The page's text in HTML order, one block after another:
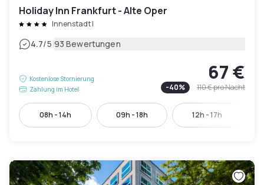
Holiday Inn Frankfurt - Alte Oper
Innenstadt I
4.7/5|93 Bewertungen
Kostenlose Stornierung
Zahlung im Hotel
67 €
-40% 110 €pro Nacht
08h - 14h 09h - 18h 12h - 17h